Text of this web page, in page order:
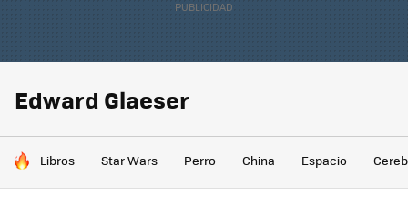
Edward Glaeser
HOY SE HABLA DE
Libros Star Wars Perro China Espacio